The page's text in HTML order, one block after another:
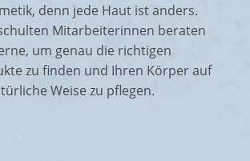
denn jede Haut ist anders.
Mitarbeiterinnen beraten
um genau die richtigen
zu finden und Ihren Körper auf
Weise zu pflegen.